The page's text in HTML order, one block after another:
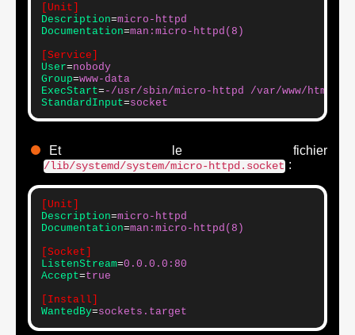
[Unit]
Description=micro-httpd
Documentation=man:micro-httpd(8)
[Service]
User=nobody
Group=www-data
ExecStart= -/usr/sbin/micro-httpd /var/www/html
StandardInput=socket
Et le fichier
/lib/systemd/system/micro-httpd.socket:
[Unit]
Description=micro-httpd
Documentation=man:micro-httpd(8)
[Socket]
ListenStream=0.0.0.0:80
Accept=true
[Install]
WantedBy=sockets.target